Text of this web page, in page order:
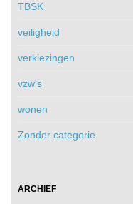
TBSK
veiligheid
verkiezingen
vzw's
wonen
Zonder categorie
ARCHIEF